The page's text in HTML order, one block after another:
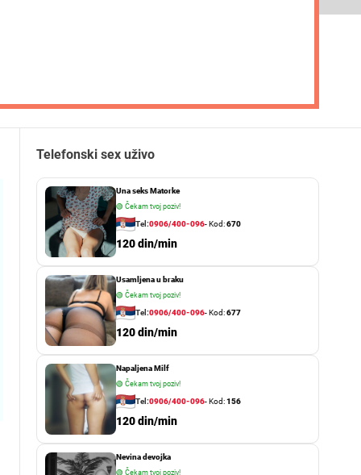
Telefonski sex uživo
Una seks Matorke
🟢 Čekam tvoj poziv!
Tel:0906/400-096- Kod:670
120 din/min
Usamljena u braku
🟢 Čekam tvoj poziv!
Tel:0906/400-096- Kod:677
120 din/min
Napaljena Milf
🟢 Čekam tvoj poziv!
Tel:0906/400-096- Kod:156
120 din/min
Nevina devojka
🟢 Čekam tvoj poziv!